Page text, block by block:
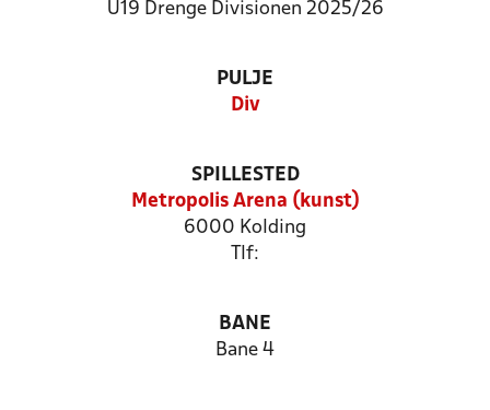
U19 Drenge Divisionen 2025/26
PULJE
Div
SPILLESTED
Metropolis Arena (kunst)
6000 Kolding
Tlf:
BANE
Bane 4